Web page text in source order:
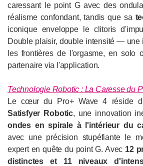
caressant le point G avec des
réalisme confondant, tandis que sa
iconique enveloppe le clitoris
Double plaisir, double intensité — une
les frontières de l'orgasme, en solo
partenaire via l'application.
Technologie Robotic : La Caresse du
Le cœur du Pro+ Wave 4 réside
Satisfyer Robotic, une innovation
ondes en spirale à l'intérieur du
avec une précision stupéfiante le
expert en quête du point G. Avec 12
distinctes et 11 niveaux